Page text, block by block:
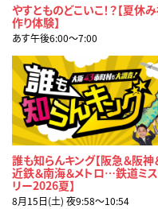
やすとものどこいこ！？【夏休
作り体験】
あす午後6:00〜7:00
誰も知らんキング【阪急＆阪神
近鉄＆南海＆メトロ…鉄道ミ
リー2026夏】
8月15日(土) 夜9:58〜10:54